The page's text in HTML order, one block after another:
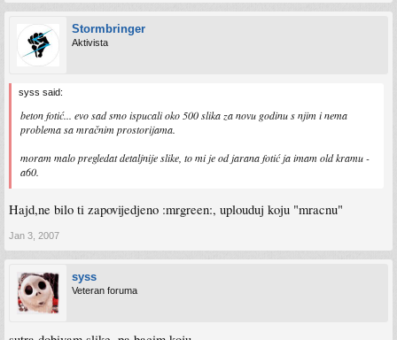
Stormbringer
Aktivista
syss said:
beton fotić... evo sad smo ispucali oko 500 slika za novu godinu s njim i nema
problema sa mračnim prostorijama.
moram malo pregledat detaljnije slike, to mi je od jarana fotić ja imam old kramu -
a60.
Hajd,ne bilo ti zapovijedjeno :mrgreen:, uplouduj koju "mracnu"
Jan 3, 2007
syss
Veteran foruma